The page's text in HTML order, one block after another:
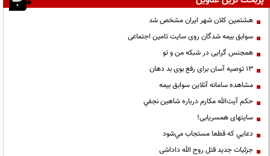
هشتمین کلان شهر ایران مشخص شد
سوابق بیمه شدگان روی سایت تامین اجتماعی
همجنس گرایی در شبکه من و تو
13 توصیه آسان برای رفع بوی بد دهان
مشاهده سامانه آنلاين سوابق بیمه
حكم آيت‌الله مكارم درباره شاهين نجفي
سایتهای همسریابی!
دعايي كه قطعا مستجاب مي‌شود
جزئیات جدید قتل روح الله داداشی